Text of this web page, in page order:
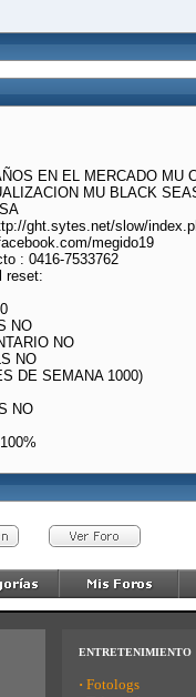
EN EL MERCADO MU
MU BLACK
ght.sytes.net/slow/
megido19
: 0416-7533762
reset:
NO
NO
NO
DE SEMANA 1000)
NO
ENTRETENIMIENTO
· Fotologs